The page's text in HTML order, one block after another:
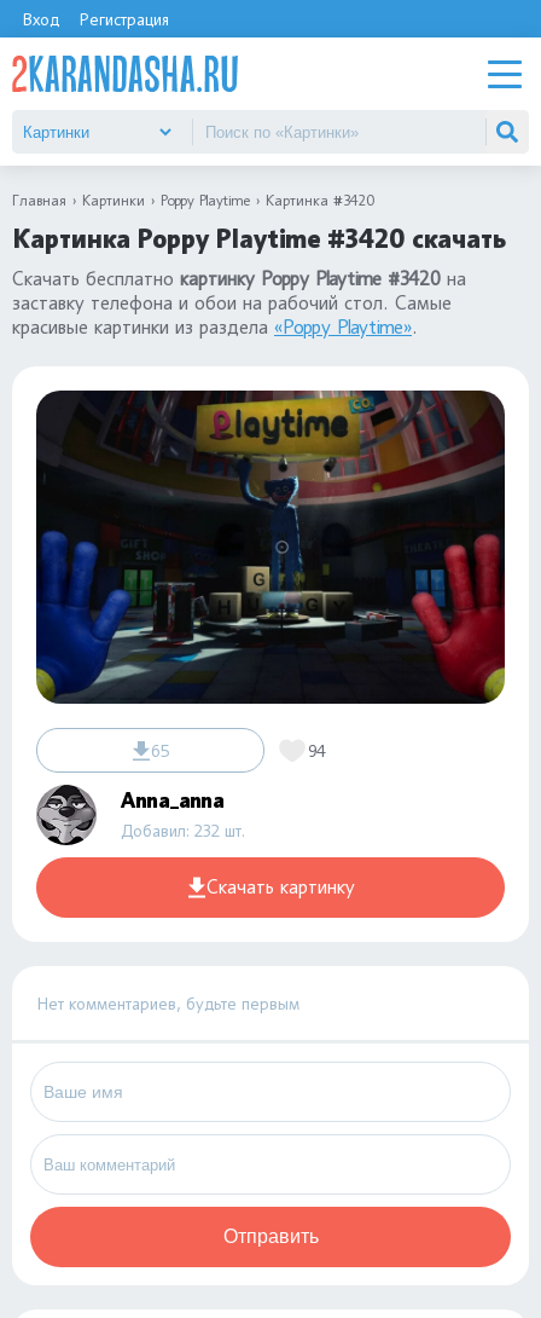
Вход Регистрация
Главная Картинки Poppy Playtime Картинка #3420
Картинка Poppy Playtime #3420 скачать
Скачать бесплатно картинку Poppy Playtime #3420 на
заставку телефона и обои на рабочий стол. Самые
красивые картинки из раздела «Poppy Playtime».
65 94
Anna_anna
Добавил: 232 шт.
Скачать картинку
Нет комментариев, будьте первым
Отправить